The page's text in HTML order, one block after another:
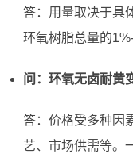
答：用量取决于具
环氧树脂总量的1%-
问：环氧无卤耐黄
答：价格受多种因
艺、市场供需等。